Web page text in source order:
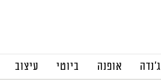
אופנה ביוטי עיצוב